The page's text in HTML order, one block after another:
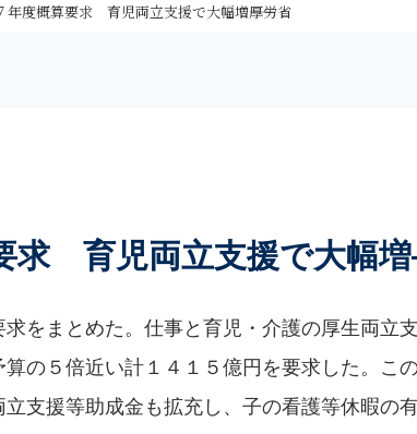
年度概算要求 育児両立支援で大幅増――厚労省
求 育児両立支援で大幅
をまとめた。仕事と育児・介護の厚生両立
の５倍近い計１４１５億円を要求した。こ
支援等助成金も拡充し、子の看護等休暇